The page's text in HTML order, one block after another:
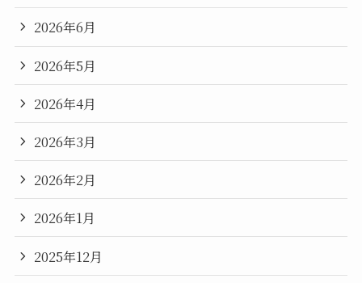
2026年6月
2026年5月
2026年4月
2026年3月
2026年2月
2026年1月
2025年12月